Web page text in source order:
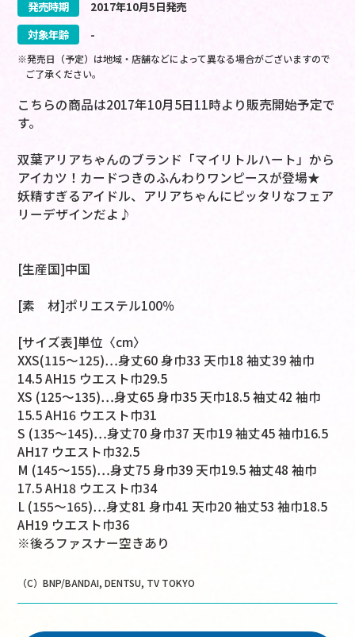
発売時期
2017年10月5日発売
対象年齢
-
※発売日（予定）は地域・店舗などによって異なる場合がございますので
ご了承ください。
こちらの商品は2017年10月5日11時より販売開始予定で
す。
双葉アリアちゃんのブランド「マイリトルハート」から
アイカツ！カードつきのふんわりワンピースが登場★
妖精すぎるアイドル、アリアちゃんにピッタリなフェア
リーデザインだよ♪
[生産国]中国
[素 材]ポリエステル100％
[サイズ表]単位〈cm〉
XXS(115～125)…身丈60 身巾33 天巾18 袖丈39 袖巾
14.5 AH15 ウエスト巾29.5
XS (125～135)…身丈65 身巾35 天巾18.5 袖丈42 袖巾
15.5 AH16 ウエスト巾31
S (135～145)…身丈70 身巾37 天巾19 袖丈45 袖巾16.5
AH17 ウエスト巾32.5
M (145～155)…身丈75 身巾39 天巾19.5 袖丈48 袖巾
17.5 AH18 ウエスト巾34
L (155～165)…身丈81 身巾41 天巾20 袖丈53 袖巾18.5
AH19 ウエスト巾36
※後ろファスナー空きあり
（C）BNP/BANDAI, DENTSU, TV TOKYO